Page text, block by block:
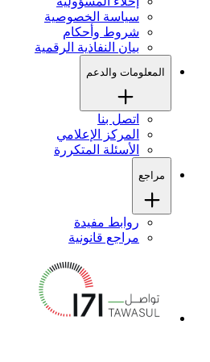
سياسة الخصوصية
شروط وأحكام
بيان النفاذية الرقمية
المعلومات والدعم
اتصل بنا
المركز الإعلامي
الأسئلة المتكررة
مراجع
روابط مفيدة
مراجع قانونية